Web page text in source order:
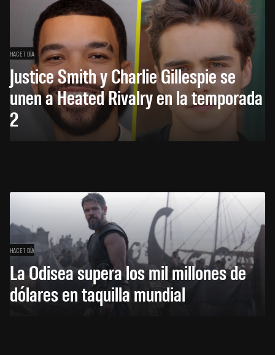
HACE 1 DÍA
Justice Smith y Charlie Gillespie se
unen a Heated Rivalry en la temporada
2
HACE 1 DÍA
La Odisea supera los mil millones de
dólares en taquilla mundial